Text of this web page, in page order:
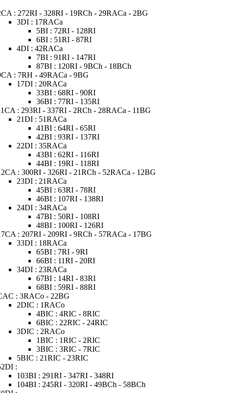
: 272RI - 328RI - 19RCh - 29RACa - 2BG
3DI : 17RACa
5BI : 72RI - 128RI
6BI : 51RI - 87RI
4DI : 42RACa
7BI : 91RI - 147RI
87BI : 120RI - 9BCh - 18BCh
: 7RH - 49RACa - 9BG
17DI : 20RACa
33BI : 68RI - 90RI
36BI : 77RI - 135RI
: 293RI - 337RI - 2RCh - 28RACa - 11BG
21DI : 51RACa
41BI : 64RI - 65RI
42BI : 93RI - 137RI
22DI : 35RACa
43BI : 62RI - 116RI
44BI : 19RI - 118RI
: 300RI - 326RI - 21RCh - 52RACa - 12BG
23DI : 21RACa
45BI : 63RI - 78RI
46BI : 107RI - 138RI
24DI : 34RACa
47BI : 50RI - 108RI
48BI : 100RI - 126RI
: 207RI - 209RI - 9RCh - 57RACa - 17BG
33DI : 18RACa
65BI : 7RI - 9RI
66BI : 11RI - 20RI
34DI : 23RACa
67BI : 14RI - 83RI
68BI : 59RI - 88RI
: 3RACo - 22BG
2DIC : 1RACo
4BIC : 4RIC - 8RIC
6BIC : 22RIC - 24RIC
3DIC : 2RACo
1BIC : 1RIC - 2RIC
3BIC : 3RIC - 7RIC
5BIC : 21RIC - 23RIC
:
103BI : 291RI - 347RI - 348RI
104BI : 245RI - 320RI - 49BCh - 58BCh